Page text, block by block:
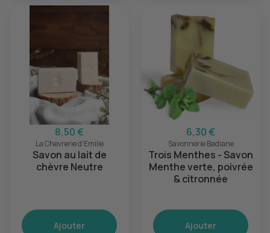
8,50 €
La Chevrerie d'Emilie
Savon au lait de
chèvre Neutre
Ajouter
6,30 €
Savonnerie Badiane
Trois Menthes - Savon
Menthe verte, poivrée
& citronnée
Ajouter